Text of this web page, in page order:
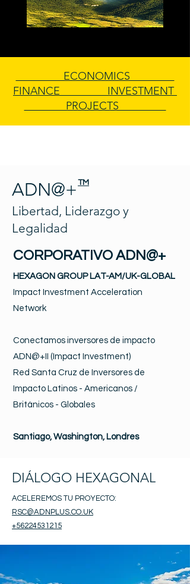
ECONOMICS
FINANCE INVESTMENT
PROJECTS
ADN@+ TM
Libertad, Liderazgo y
Legalidad
CORPORATIVO ADN@+
HEXAGON GROUP LAT-AM/UK-GLOBAL
Impact Investment Acceleration
Network
Conectamos inversores de impacto
ADN@+II (Impact Investment)
Red Santa Cruz de Inversores de
Impacto Latinos - Americanos /
Británicos - Globales
Santiago, Washington, Londres
DIÁLOGO HEXAGONAL
ACELEREMOS TU PROYECTO:
RSC@ADNPLUS.CO.UK
+56224531215